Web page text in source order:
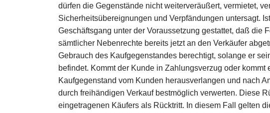
dürfen die Gegenstände nicht weiterveräußert, vermietet,
Sicherheitsübereignungen und Verpfändungen untersagt.
Geschäftsgang unter der Voraussetzung gestattet, daß die
sämtlicher Nebenrechte bereits jetzt an den Verkäufer
Gebrauch des Kaufgegenstandes berechtigt, solange er
befindet. Kommt der Kunde in Zahlungsverzug oder
Kaufgegenstand vom Kunden herausverlangen und nach
durch freihändigen Verkauf bestmöglich verwerten. Diese
eingetragenen Käufers als Rücktritt. In diesem Fall gelten